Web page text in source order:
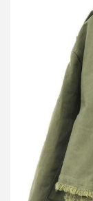
エムエムシッ